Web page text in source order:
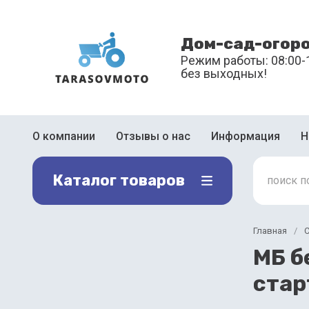
Дом-сад-
Режим работы: 08:00-
без выходных!
О компании Отзывы о нас Информация
Каталог товаров
Главная /
МБ